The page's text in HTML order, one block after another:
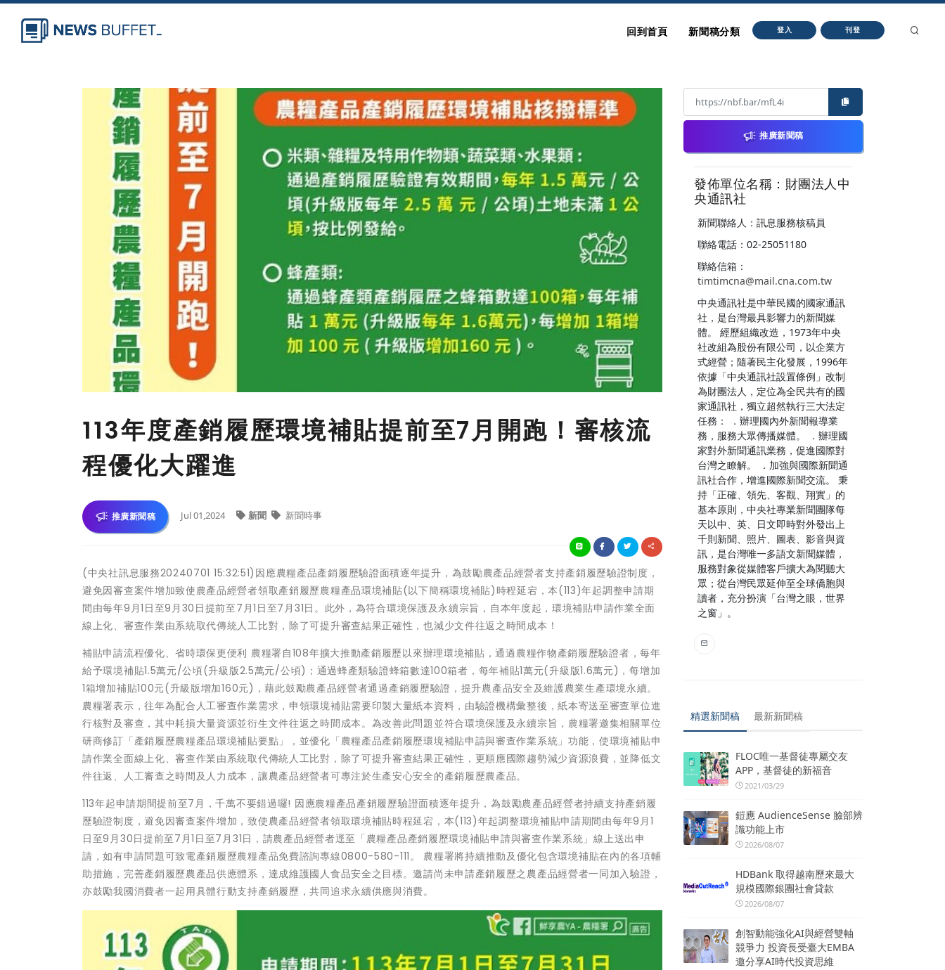
回到首頁 新聞稿分類 登入 刊登
113年度產銷履歷環境補貼提前至7月開跑！審核流
程優化大躍進
推廣新聞稿 Jul 01,2024 新聞 新聞時事
(中央社訊息服務20240701 15:32:51)因應農糧產品產銷履歷驗證面積逐年提升，為鼓勵農產品經營者支持產銷履歷驗證制度，
避免因審查案件增加致使農產品經營者領取產銷履歷農糧產品環境補貼(以下簡稱環境補貼)時程延宕，本(113)年起調整申請期
間由每年9月1日至9月30日提前至7月1日至7月31日。此外，為符合環境保護及永續宗旨，自本年度起，環境補貼申請作業全面
線上化、審查作業由系統取代傳統人工比對，除了可提升審查結果正確性，也減少文件往返之時間成本！
補貼申請流程優化、省時環保更便利 農糧署自108年擴大推動產銷履歷以來辦理環境補貼，通過農糧作物產銷履歷驗證者，每年
給予環境補貼1.5萬元/公頃(升級版2.5萬元/公頃)；通過蜂產類驗證蜂箱數達100箱者，每年補貼1萬元(升級版1.6萬元)，每增加
1箱增加補貼100元(升級版增加160元)，藉此鼓勵農產品經營者通過產銷履歷驗證，提升農產品安全及維護農業生產環境永續。
農糧署表示，往年為配合人工審查作業需求，申領環境補貼需要印製大量紙本資料，由驗證機構彙整後，紙本寄送至審查單位進
行核對及審查，其中耗損大量資源並衍生文件往返之時間成本。為改善此問題並符合環境保護及永續宗旨，農糧署邀集相關單位
研商修訂「產銷履歷農糧產品環境補貼要點」，並優化「農糧產品產銷履歷環境補貼申請與審查作業系統」功能，使環境補貼申
請作業全面線上化、審查作業由系統取代傳統人工比對，除了可提升審查結果正確性，更順應國際趨勢減少資源浪費，並降低文
件往返、人工審查之時間及人力成本，讓農產品經營者可專注於生產安心安全的產銷履歷農產品。
113年起申請期間提前至7月，千萬不要錯過囉! 因應農糧產品產銷履歷驗證面積逐年提升，為鼓勵農產品經營者持續支持產銷履
歷驗證制度，避免因審查案件增加，致使農產品經營者領取環境補貼時程延宕，本(113)年起調整環境補貼申請期間由每年9月1
日至9月30日提前至7月1日至7月31日，請農產品經營者逕至「農糧產品產銷履歷環境補貼申請與審查作業系統」線上送出申
請，如有申請問題可致電產銷履歷農糧產品免費諮詢專線0800-580-111。 農糧署將持續推動及優化包含環境補貼在內的各項輔
助措施，完善產銷履歷農產品供應體系，達成維護國人食品安全之目標。邀請尚未申請產銷履歷之農產品經營者一同加入驗證，
亦鼓勵我國消費者一起用具體行動支持產銷履歷，共同追求永續供應與消費。
推廣新聞稿
發佈單位名稱：財團法人中
央通訊社
新聞聯絡人：訊息服務核稿員
聯絡電話：02-25051180
聯絡信箱：
timtimcna@mail.cna.com.tw
中央通訊社是中華民國的國家通訊
社，是台灣最具影響力的新聞媒
體。 經歷組織改造，1973年中央
社改組為股份有限公司，以企業方
式經營；隨著民主化發展，1996年
依據「中央通訊社設置條例」改制
為財團法人，定位為全民共有的國
家通訊社，獨立超然執行三大法定
任務： ．辦理國內外新聞報導業
務，服務大眾傳播媒體。 ．辦理國
家對外新聞通訊業務，促進國際對
台灣之瞭解。 ．加強與國際新聞通
訊社合作，增進國際新聞交流。 秉
持「正確、領先、客觀、翔實」的
基本原則，中央社專業新聞團隊每
天以中、英、日文即時對外發出上
千則新聞、照片、圖表、影音與資
訊，是台灣唯一多語文新聞媒體，
服務對象從媒體客戶擴大為閱聽大
眾；從台灣民眾延伸至全球僑胞與
讀者，充分扮演「台灣之眼，世界
之窗」。
精選新聞稿 最新新聞稿
FLOC唯一基督徒專屬交友
APP，基督徒的新福音
2021/03/29
鎧應 AudienceSense 臉部辨
識功能上市
2026/08/07
HDBank 取得越南歷來最大
規模國際銀團社會貸款
2026/08/07
創智動能強化AI與經營雙軸
競爭力 投資長受臺大EMBA
邀分享AI時代投資思維